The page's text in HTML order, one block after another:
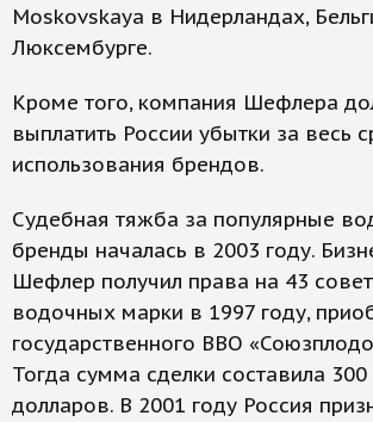
Moskovskaya в Нидерландах,
Люксембурге.
Кроме того, компания Шефлера
выплатить России убытки за весь
использования брендов.
Судебная тяжба за популярные
бренды началась в 2003 году.
Шефлер получил права на 43
водочных марки в 1997 году,
государственного ВВО
Тогда сумма сделки составила 300
долларов. В 2001 году Россия